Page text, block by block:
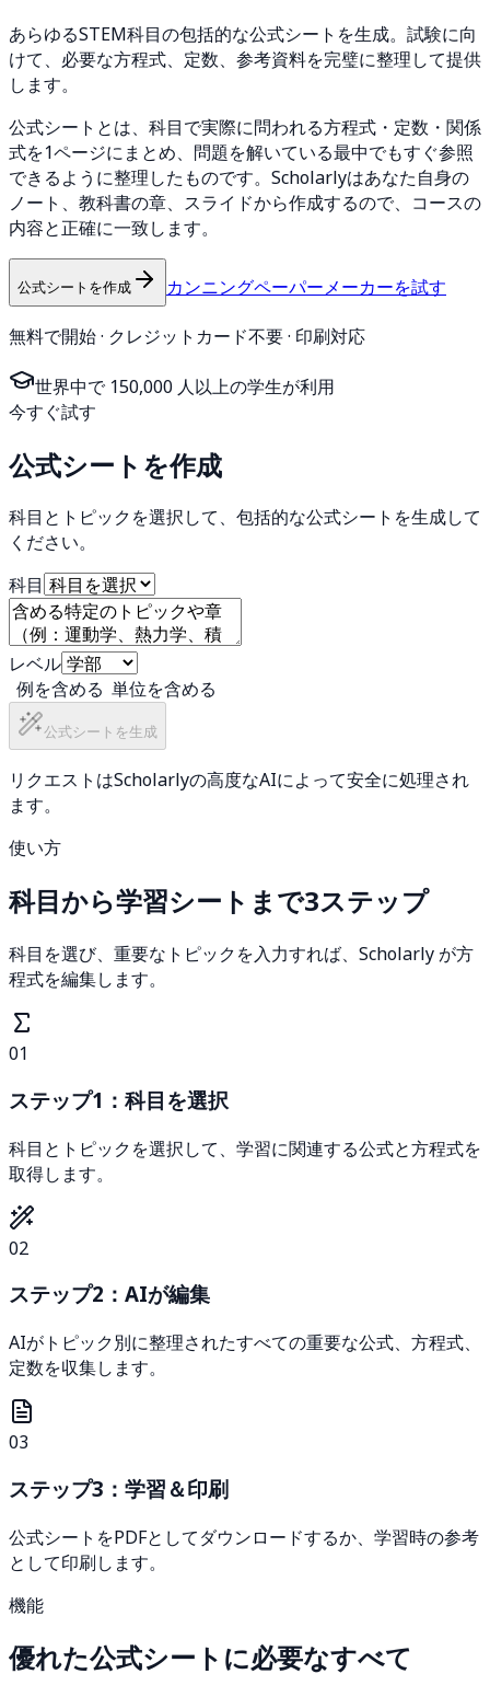
あらゆるSTEM科目の包括的な公式シートを生成。試験に向
けて、必要な方程式、定数、参考資料を完璧に整理して提供
します。
公式シートとは、科目で実際に問われる方程式・定数・関係
式を1ページにまとめ、問題を解いている最中でもすぐ参照
できるように整理したものです。Scholarlyはあなた自身の
ノート、教科書の章、スライドから作成するので、コースの
内容と正確に一致します。
公式シートを作成 カンニングペーパーメーカーを試す
無料で開始 · クレジットカード不要 · 印刷対応
世界中で 150,000 人以上の学生が利用
今すぐ試す
公式シートを作成
科目とトピックを選択して、包括的な公式シートを生成して
ください。
科目
レベル
例を含める 単位を含める
公式シートを生成
リクエストはScholarlyの高度なAIによって安全に処理され
ます。
使い方
科目から学習シートまで3ステップ
科目を選び、重要なトピックを入力すれば、Scholarly が方
程式を編集します。
01
ステップ1：科目を選択
科目とトピックを選択して、学習に関連する公式と方程式を
取得します。
02
ステップ2：AIが編集
AIがトピック別に整理されたすべての重要な公式、方程式、
定数を収集します。
03
ステップ3：学習＆印刷
公式シートをPDFとしてダウンロードするか、学習時の参考
として印刷します。
機能
優れた公式シートに必要なすべて